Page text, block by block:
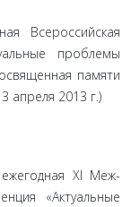
Всероссийская
проблемы
памяти
апреля 2013 г.)
XI Меж­
«Актуаль­ные